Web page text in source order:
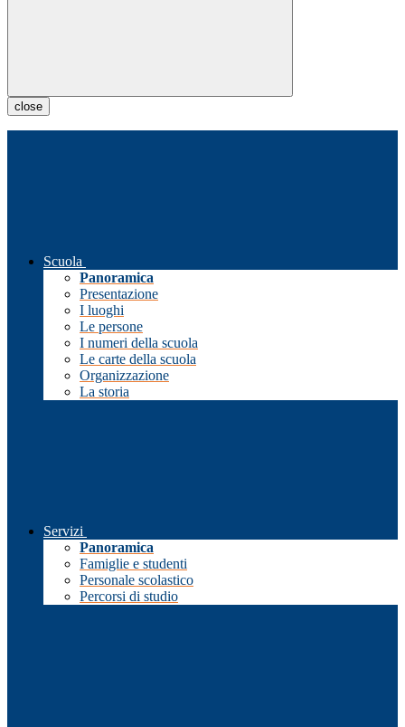
close
Scuola
Panoramica
Presentazione
I luoghi
Le persone
I numeri della scuola
Le carte della scuola
Organizzazione
La storia
Servizi
Panoramica
Famiglie e studenti
Personale scolastico
Percorsi di studio